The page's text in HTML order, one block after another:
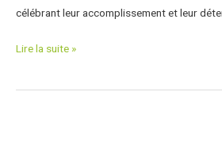
célébrant leur accomplissement et leur
Lire la suite »